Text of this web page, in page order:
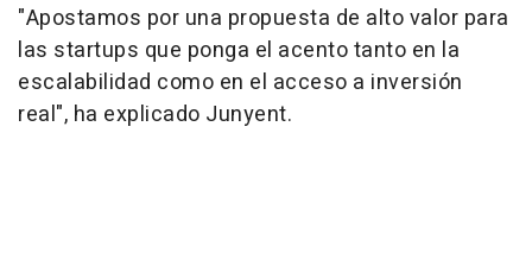
"Apostamos por una propuesta de alto valor para
las startups que ponga el acento tanto en la
escalabilidad como en el acceso a inversión
real", ha explicado Junyent.